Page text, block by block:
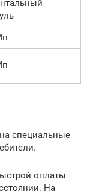
специальные
оплаты
На